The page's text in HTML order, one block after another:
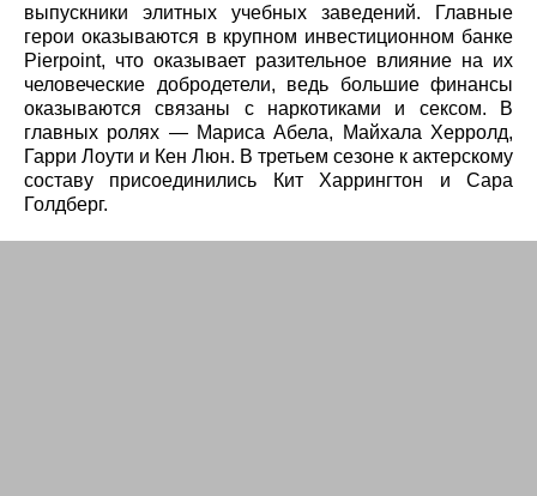
выпускники элитных учебных заведений. Главные
герои оказываются в крупном инвестиционном банке
Pierpoint, что оказывает разительное влияние на их
человеческие добродетели, ведь большие финансы
оказываются связаны с наркотиками и сексом. В
главных ролях — Мариса Абела, Майхала Херролд,
Гарри Лоути и Кен Люн. В третьем сезоне к актерскому
составу присоединились Кит Харрингтон и Сара
Голдберг.